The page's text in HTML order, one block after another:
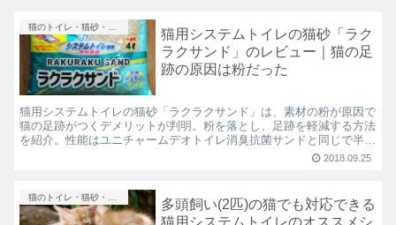
猫のトイレ・猫砂・シートとマット
猫用システムトイレの猫砂「ラク
ラクサンド」のレビュー｜猫の足
跡の原因は粉だった
猫用システムトイレの猫砂「ラクラクサンド」は、素材の粉が原因で
猫の足跡がつくデメリットが判明。粉を落とし、足跡を軽減する方法
を紹介。性能はユニチャームデオトイレ消臭抗菌サンドと同じで半額
程度と安い「ラクラクサンド」のメリット、デメリットなどのレビュ
2018.09.25
多頭飼い(2匹)の猫でも対応できる
猫用システムトイレのオススメシ